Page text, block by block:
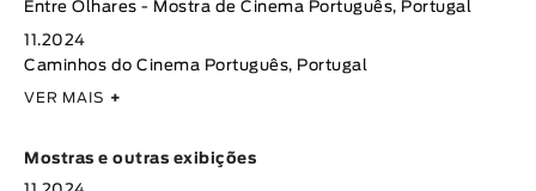
Entre Olhares - Mostra de Cinema Português, Portugal
11.2024
Caminhos do Cinema Português, Portugal
VER MAIS +
Mostras e outras exibições